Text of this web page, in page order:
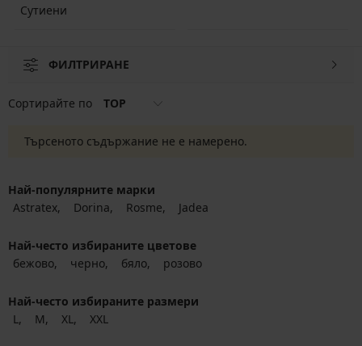
Сутиени
ФИЛТРИРАНЕ
Сортирайте по TOP
Търсеното съдържание не е намерено.
Най-популярните марки
Astratex
Dorina Rosme Jadea
Най-често избираните цветове
бежово
черно бяло розово
Най-често избираните размери
L
M XL XXL